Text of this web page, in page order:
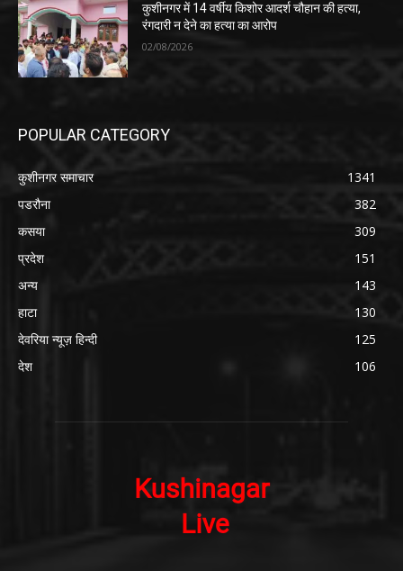
कुशीनगर में 14 वर्षीय किशोर आदर्श चौहान की हत्या,
रंगदारी न देने का हत्या का आरोप
02/08/2026
POPULAR CATEGORY
कुशीनगर समाचार
1341
पडरौना
382
कसया
309
प्रदेश
151
अन्य
143
हाटा
130
देवरिया न्यूज़ हिन्दी
125
देश
106